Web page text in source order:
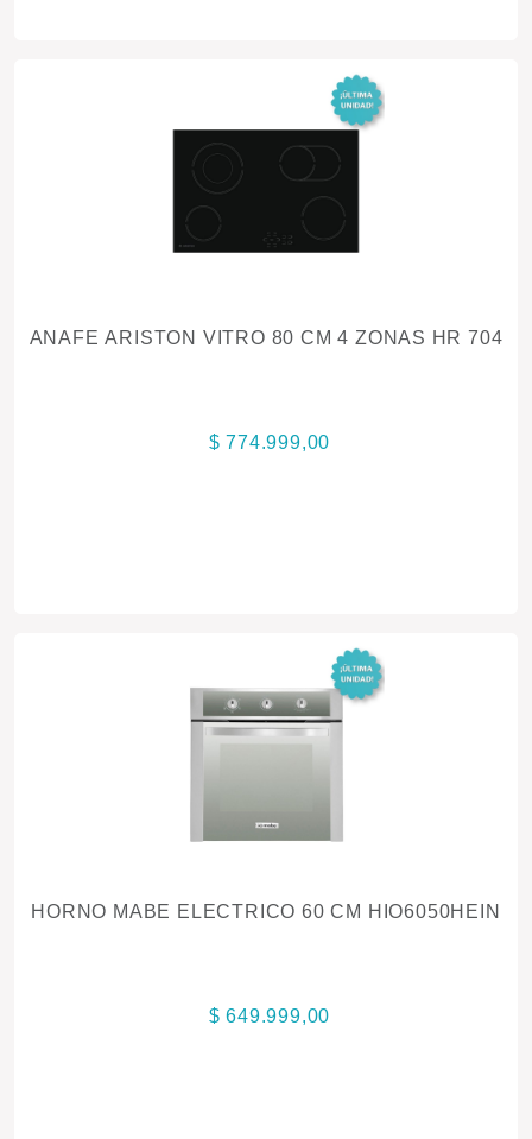
ANAFE ARISTON VITRO 80 CM 4 ZONAS HR 704
$ 774.999,00
HORNO MABE ELECTRICO 60 CM HIO6050HEIN
$ 649.999,00